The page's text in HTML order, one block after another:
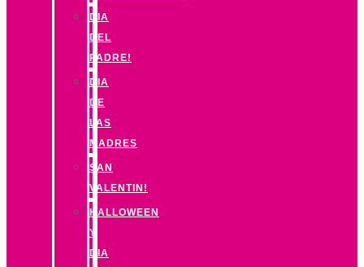
DIA
DEL
PADRE!
DIA
DE
LAS
MADRES
SAN
VALENTIN!
HALLOWEEN
Y
DIA